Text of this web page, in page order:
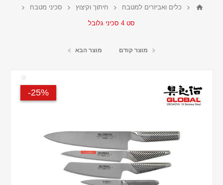
כלים ואביזרים למטבח חיתוך וקיצוץ סכיני מטבח
סט 4 סכיני גלובל
מוצר קודם מוצר הבא
25%-